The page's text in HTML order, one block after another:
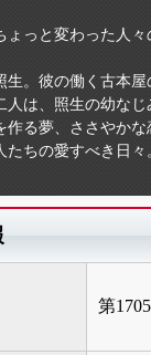
ょっと変わった人
。彼の働く古本
は、照生の幼な
る夢、ささやか
ちの愛すべき日々
第